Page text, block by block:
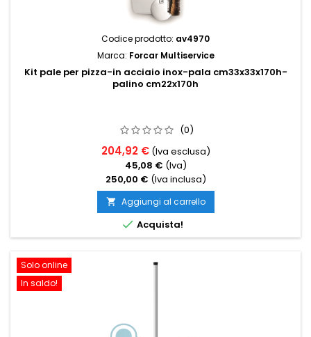
Codice prodotto: av4970
Marca: Forcar Multiservice
Kit pale per pizza-in acciaio inox-pala cm33x33x170h-
palino cm22x170h
(0)
204,92 € (Iva esclusa)
45,08 € (Iva)
250,00 € (Iva inclusa)
 Aggiungi al carrello
 Acquista!
Solo online
In saldo!